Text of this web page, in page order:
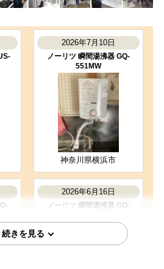
2026年7月10日
ノーリツ 瞬間湯沸器 GQ-
551MW
神奈川県横浜市
2026年6月16日
ノーリツ 瞬間湯沸器 GQ-